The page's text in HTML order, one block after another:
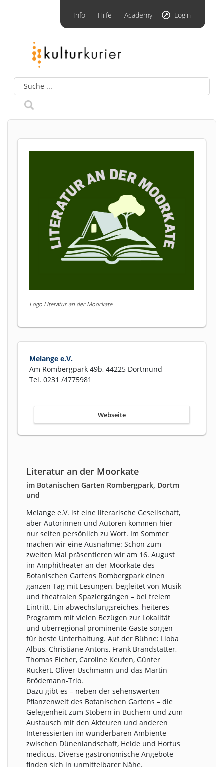
Info Hilfe Academy Login
Logo Literatur an der Moorkate
Melange e.V.
Am Rombergpark 49b, 44225 Dortmund
Tel. 0231 /4775981
Webseite
Literatur an der Moorkate
im Botanischen Garten Rombergpark, Dortm
und
Melange e.V. ist eine literarische Gesellschaft,
aber Autorinnen und Autoren kommen hier
nur selten persönlich zu Wort. Im Sommer
machen wir eine Ausnahme: Schon zum
zweiten Mal präsentieren wir am 16. August
im Amphitheater an der Moorkate des
Botanischen Gartens Rombergpark einen
ganzen Tag mit Lesungen, begleitet von Musik
und theatralen Spaziergängen – bei freiem
Eintritt. Ein abwechslungsreiches, heiteres
Programm mit vielen Bezügen zur Lokalität
und überregional prominente Gäste sorgen
für beste Unterhaltung. Auf der Bühne: Lioba
Albus, Christiane Antons, Frank Brandstätter,
Thomas Eicher, Caroline Keufen, Günter
Rückert, Oliver Uschmann und das Martin
Brödemann-Trio.
Dazu gibt es – neben der sehenswerten
Pflanzenwelt des Botanischen Gartens – die
Gelegenheit zum Stöbern in Büchern und zum
Austausch mit den Akteuren und anderen
Interessierten im wunderbaren Ambiente
zwischen Dünenlandschaft, Heide und Hortus
medicus. Diverse gastronomische Angebote
finden sich in unmittelbarer Nähe.